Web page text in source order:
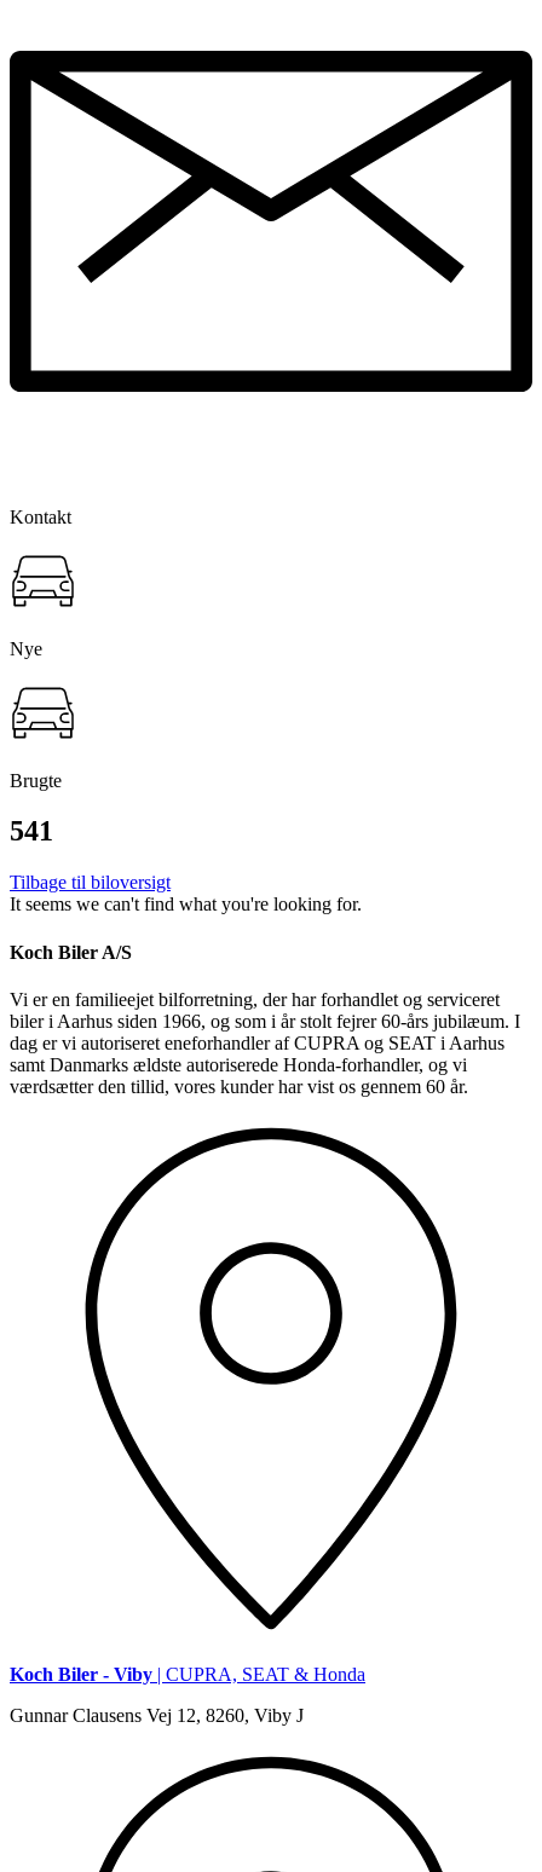
Kontakt
Nye
Brugte
541
Tilbage til biloversigt
It seems we can't find what you're looking for.
Koch Biler A/S
Vi er en familieejet bilforretning, der har forhandlet og serviceret
biler i Aarhus siden 1966, og som i år stolt fejrer 60-års jubilæum. I
dag er vi autoriseret eneforhandler af CUPRA og SEAT i Aarhus
samt Danmarks ældste autoriserede Honda-forhandler, og vi
værdsætter den tillid, vores kunder har vist os gennem 60 år.
Koch Biler - Viby | CUPRA, SEAT & Honda
Gunnar Clausens Vej 12, 8260, Viby J